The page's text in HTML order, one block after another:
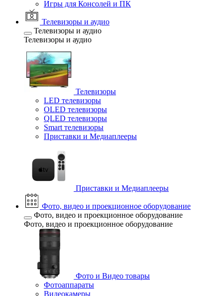
Игры для Консолей и ПК
Телевизоры и аудио
Телевизоры и аудио
Телевизоры и аудио
Телевизоры
LED телевизоры
OLED телевизоры
QLED телевизоры
Smart телевизоры
Приставки и Медиаплееры
Приставки и Медиаплееры
Фото, видео и проекционное оборудование
Фото, видео и проекционное оборудование
Фото, видео и проекционное оборудование
Фото и Видео товары
Фотоаппараты
Видеокамеры